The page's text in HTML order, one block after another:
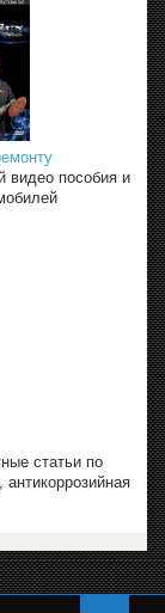
видео пособия и
статьи по